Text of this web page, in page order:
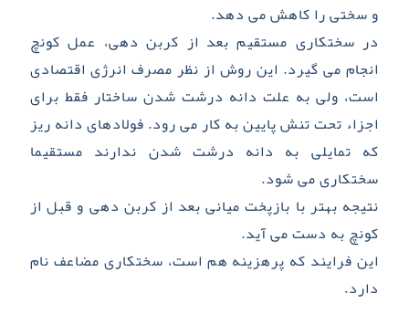
و سختی را کاهش می­ دهد.
در سختکاری مستقیم بعد از کربن دهی، عمل کونچ
انجام می­ گیرد. این روش از نظر مصرف انرژی اقتصادی
است، ولی به علت دانه درشت شدن ساختار فقط برای
اجزاء تحت تنش پایین به کار می­ رود. فولادهای دانه­ ریز
که تمایلی به دانه درشت شدن ندارند مستقیما
سختکاری می­ شود.
نتیجه بهتر با بازپخت میانی بعد از کربن­ دهی و قبل از
کونچ به دست می­ آید.
این فرایند که پرهزینه هم است، سختکاری مضاعف نام
دارد.